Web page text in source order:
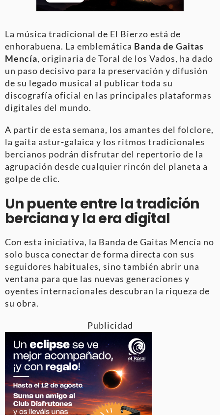
La música tradicional de El Bierzo está de
enhorabuena. La emblemática Banda de Gaitas
Mencía, originaria de Toral de los Vados, ha dado
un paso decisivo para la preservación y difusión
de su legado musical al publicar toda su
discografía oficial en las principales plataformas
digitales del mundo.
A partir de esta semana, los amantes del folclore,
la gaita astur-galaica y los ritmos tradicionales
bercianos podrán disfrutar del repertorio de la
agrupación desde cualquier rincón del planeta a
golpe de clic.
Un puente entre la tradición
berciana y la era digital
Con esta iniciativa, la Banda de Gaitas Mencía no
solo busca conectar de forma directa con sus
seguidores habituales, sino también abrir una
ventana para que las nuevas generaciones y
oyentes internacionales descubran la riqueza de
su obra.
Publicidad